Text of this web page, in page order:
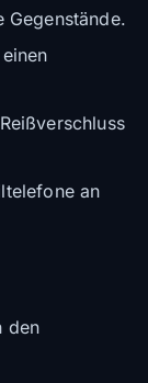
Gegenstände.
an
den